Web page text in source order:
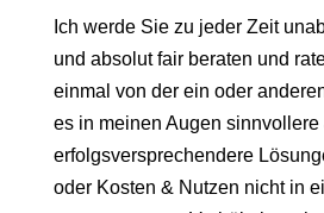
Ich werde Sie zu jeder Zeit
und absolut fair beraten und
einmal von der ein oder
es in meinen Augen sinnvollere
erfolgsversprechendere
oder Kosten & Nutzen nicht in